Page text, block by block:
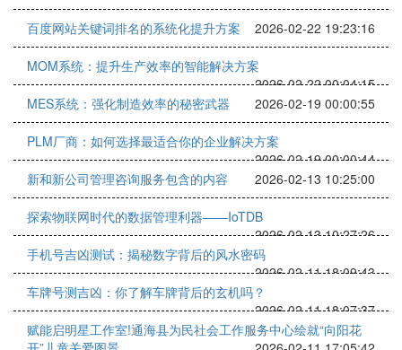
百度网站关键词排名的系统化提升方案 2026-02-22 19:23:16
MOM系统：提升生产效率的智能解决方案
2026-02-22 00:04:15
MES系统：强化制造效率的秘密武器
2026-02-19 00:00:55
PLM厂商：如何选择最适合你的企业解决方案
2026-02-19 00:00:44
新和新公司管理咨询服务包含的内容
2026-02-13 10:25:00
探索物联网时代的数据管理利器——IoTDB
2026-02-13 10:27:26
手机号吉凶测试：揭秘数字背后的风水密码
2026-02-11 18:09:43
车牌号测吉凶：你了解车牌背后的玄机吗？
2026-02-11 18:07:37
赋能启明星工作室!通海县为民社会工作服务中心绘就“向阳花